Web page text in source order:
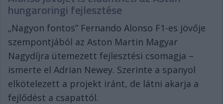
hungaroringi fejlesztése
„Nagyon fontos” Fernando Alonso F1-es jövője
szempontjából az Aston Martin Magyar
Nagydíjra ütemezett fejlesztési csomagja –
ismerte el Adrian Newey. Szerinte a spanyol
elkötelezett a projekt iránt, de látni akarja a
fejlődést a csapattól.